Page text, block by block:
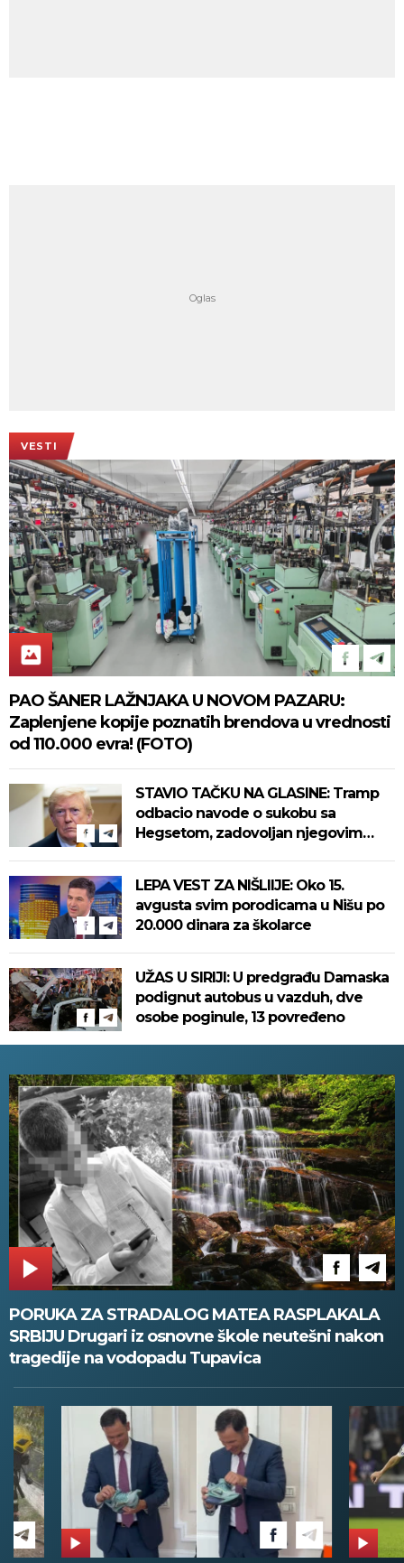
VESTI
PAO ŠANER LAŽNJAKA U NOVOM PAZARU:
Zaplenjene kopije poznatih brendova u vrednosti
od 110.000 evra! (FOTO)
STAVIO TAČKU NA GLASINE: Tramp
odbacio navode o sukobu sa
Hegsetom, zadovoljan njegovim
LEPA VEST ZA NIŠLIIJE: Oko 15.
avgusta svim porodicama u Nišu po
20.000 dinara za školarce
UŽAS U SIRIJI: U predgrađu Damaska
podignut autobus u vazduh, dve
osobe poginule, 13 povređeno
PORUKA ZA STRADALOG MATEA RASPLAKALA
SRBIJU Drugari iz osnovne škole neutešni nakon
tragedije na vodopadu Tupavica